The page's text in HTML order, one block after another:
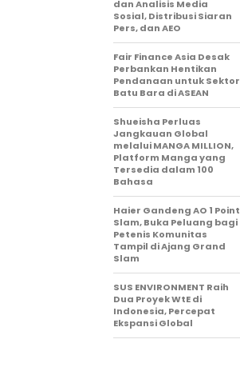
dan Analisis Media
Sosial, Distribusi Siaran
Pers, dan AEO
Fair Finance Asia Desak
Perbankan Hentikan
Pendanaan untuk Sektor
Batu Bara di ASEAN
Shueisha Perluas
Jangkauan Global
melalui MANGA MILLION,
Platform Manga yang
Tersedia dalam 100
Bahasa
Haier Gandeng AO 1 Point
Slam, Buka Peluang bagi
Petenis Komunitas
Tampil di Ajang Grand
Slam
SUS ENVIRONMENT Raih
Dua Proyek WtE di
Indonesia, Percepat
Ekspansi Global